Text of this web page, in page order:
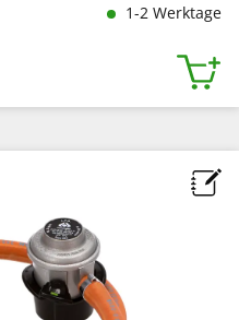
1-2 Werktage